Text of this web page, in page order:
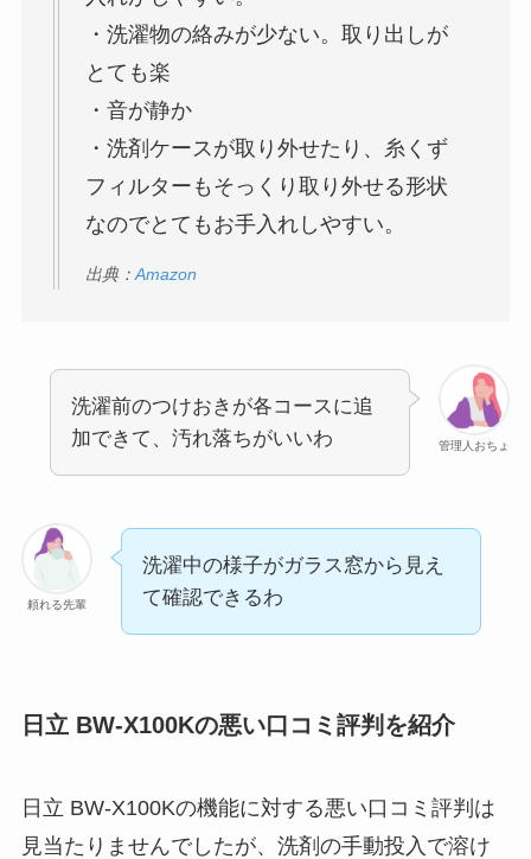
・洗濯物の絡みが少ない。取り出しが
とても楽
・音が静か
・洗剤ケースが取り外せたり、糸くず
フィルターもそっくり取り外せる形状
なのでとてもお手入れしやすい。
出典：Amazon
管理人おちょ
洗濯前のつけおきが各コースに追
加できて、汚れ落ちがいいわ
頼れる先輩
洗濯中の様子がガラス窓から見え
て確認できるわ
日立 BW-X100Kの悪い口コミ評判を紹介
日立 BW-X100Kの機能に対する悪い口コミ評判は
見当たりませんでしたが、洗剤の手動投入で溶け